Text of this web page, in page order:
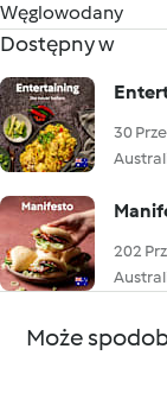
Węglowodany
Dostępny w
30
202
Może